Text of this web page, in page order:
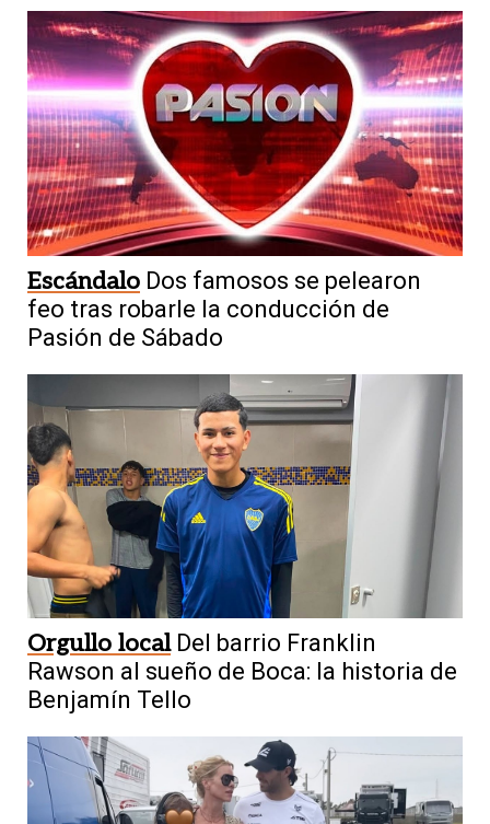
Escándalo Dos famosos se pelearon
feo tras robarle la conducción de
Pasión de Sábado
Orgullo local Del barrio Franklin
Rawson al sueño de Boca: la historia de
Benjamín Tello